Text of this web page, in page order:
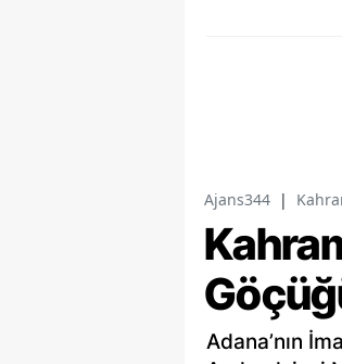
Ajans344 |
Adana’nın